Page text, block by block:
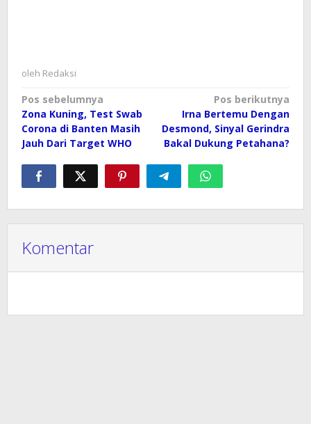
oleh Redaksi
Navigasi
pos
Pos sebelumnya
Zona Kuning, Test Swab
Corona di Banten Masih
Jauh Dari Target WHO
Pos berikutnya
Irna Bertemu Dengan
Desmond, Sinyal Gerindra
Bakal Dukung Petahana?
Komentar